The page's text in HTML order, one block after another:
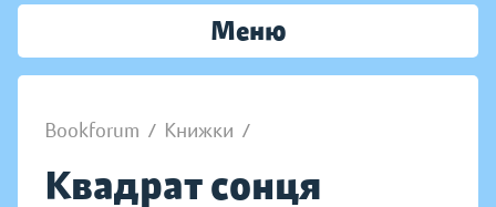
Меню
Bookforum / Книжки /
Квадрат сонця